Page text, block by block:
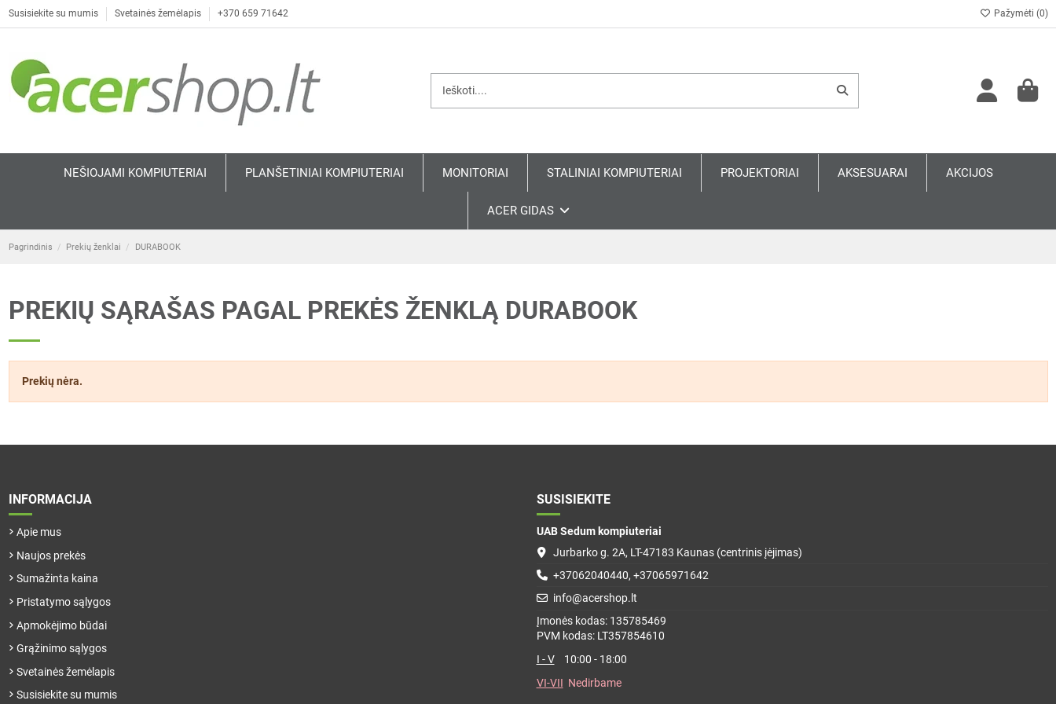
Susisiekite su mumis Svetainės žemėlapis +370 659 71642 Pažymėti (0)
NEŠIOJAMI KOMPIUTERIAI PLANŠETINIAI KOMPIUTERIAI MONITORIAI STALINIAI KOMPIUTERIAI PROJEKTORIAI AKSESUARAI AKCIJOS
ACER GIDAS
Pagrindinis Prekių ženklai DURABOOK
PREKIŲ SĄRAŠAS PAGAL PREKĖS ŽENKLĄ DURABOOK
Prekių nėra.
INFORMACIJA
Apie mus
Naujos prekės
Sumažinta kaina
Pristatymo sąlygos
Apmokėjimo būdai
Grąžinimo sąlygos
Svetainės žemėlapis
Susisiekite su mumis
SUSISIEKITE
UAB Sedum kompiuteriai
Jurbarko g. 2A, LT-47183 Kaunas (centrinis įėjimas)
+37062040440, +37065971642
info@acershop.lt
Įmonės kodas: 135785469
PVM kodas: LT357854610
I - V10:00 - 18:00
VI-VII Nedirbame